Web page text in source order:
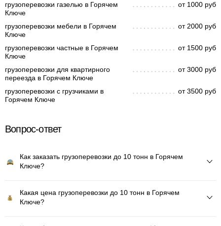
грузоперевозки газелью в Горячем
Ключе
от 1000 руб
грузоперевозки мебели в Горячем
Ключе
от 2000 руб
грузоперевозки частные в Горячем
Ключе
от 1500 руб
грузоперевозки для квартирного
переезда в Горячем Ключе
от 3000 руб
грузоперевозки с грузчиками в
Горячем Ключе
от 3500 руб
Вопрос-ответ
Как заказать грузоперевозки до 10 тонн в Горячем
Ключе?
Какая цена грузоперевозки до 10 тонн в Горячем
Ключе?